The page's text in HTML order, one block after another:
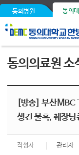
동의병원 동의
동의의료원 소
[방송] 부산
생긴 물혹, 췌장낭
작성자 관리자